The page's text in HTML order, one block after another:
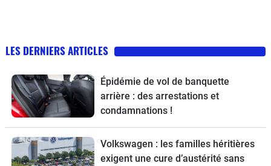
LES DERNIERS ARTICLES
Épidémie de vol de banquette
arrière : des arrestations et
condamnations !
Volkswagen : les familles héritières
exigent une cure d’austérité sans